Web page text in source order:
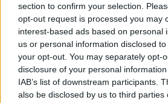
section to confirm your selection.
opt-out request is processed you may
interest-based ads based on personal
us or personal information disclosed
your opt-out. You may separately opt-
disclosure of your personal
IAB’s list of downstream participants.
also be disclosed by us to third parties
“We’re just beginning the
the opportunity to expand..